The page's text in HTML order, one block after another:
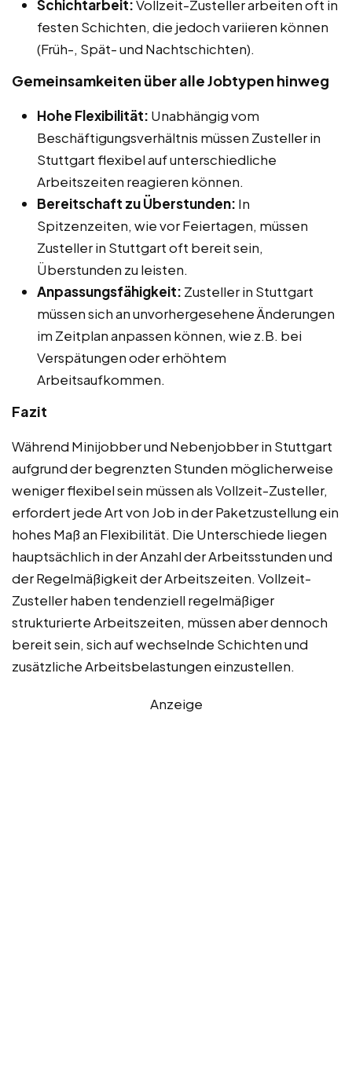
Schichtarbeit:Vollzeit-Zusteller arbeiten oft in
festen Schichten, die jedoch variieren können
(Früh-, Spät- und Nachtschichten).
Gemeinsamkeiten über alle Jobtypen hinweg
Hohe Flexibilität: Unabhängig vom
Beschäftigungsverhältnis müssen Zusteller in
Stuttgart flexibel auf unterschiedliche
Arbeitszeiten reagieren können.
Bereitschaft zu Überstunden: In
Spitzenzeiten, wie vor Feiertagen, müssen
Zusteller in Stuttgart oft bereit sein,
Überstunden zu leisten.
Anpassungsfähigkeit: Zusteller in Stuttgart
müssen sich an unvorhergesehene Änderungen
im Zeitplan anpassen können, wie z.B. bei
Verspätungen oder erhöhtem
Arbeitsaufkommen.
Fazit
Während Minijobber und Nebenjobber in Stuttgart
aufgrund der begrenzten Stunden möglicherweise
weniger flexibel sein müssen als Vollzeit-Zusteller,
erfordert jede Art von Job in der Paketzustellung ein
hohes Maß an Flexibilität. Die Unterschiede liegen
hauptsächlich in der Anzahl der Arbeitsstunden und
der Regelmäßigkeit der Arbeitszeiten. Vollzeit-
Zusteller haben tendenziell regelmäßiger
strukturierte Arbeitszeiten, müssen aber dennoch
bereit sein, sich auf wechselnde Schichten und
zusätzliche Arbeitsbelastungen einzustellen.
Anzeige